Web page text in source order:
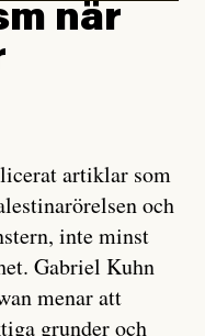
när
artiklar som
och
inte minst
Gabriel Kuhn
menar att
grunder och